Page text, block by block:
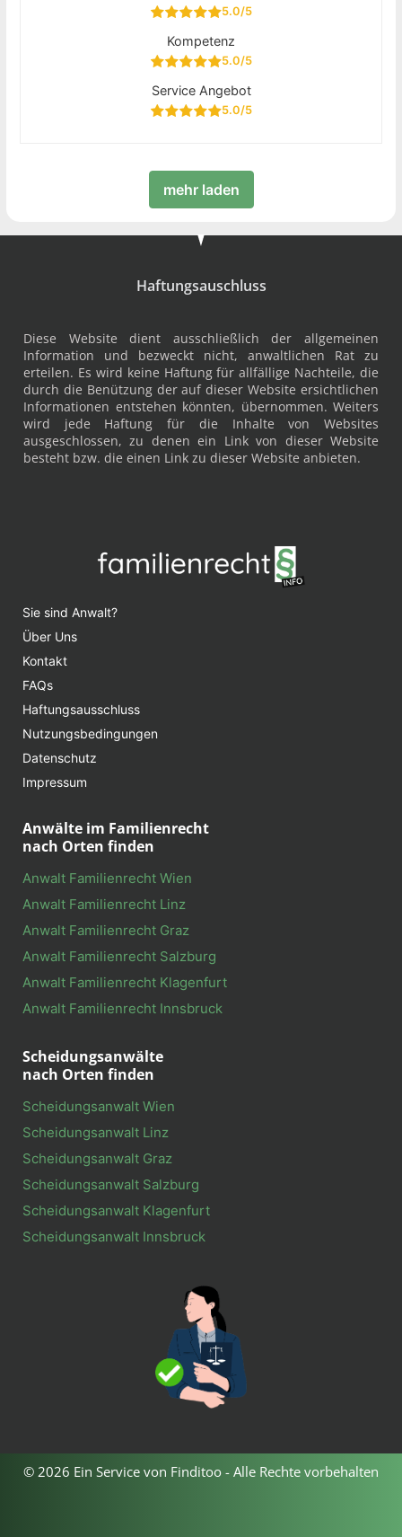
5.0/5
Kompetenz
5.0/5
Service Angebot
5.0/5
mehr laden
Haftungsauschluss
Diese Website dient ausschließlich der allgemeinen
Information und bezweckt nicht, anwaltlichen Rat zu
erteilen. Es wird keine Haftung für allfällige Nachteile, die
durch die Benützung der auf dieser Website ersichtlichen
Informationen entstehen könnten, übernommen. Weiters
wird jede Haftung für die Inhalte von Websites
ausgeschlossen, zu denen ein Link von dieser Website
besteht bzw. die einen Link zu dieser Website anbieten.
Sie sind Anwalt?
Über Uns
Kontakt
FAQs
Haftungsausschluss
Nutzungsbedingungen
Datenschutz
Impressum
Anwälte im Familienrecht
nach Orten finden
Anwalt Familienrecht Wien
Anwalt Familienrecht Linz
Anwalt Familienrecht Graz
Anwalt Familienrecht Salzburg
Anwalt Familienrecht Klagenfurt
Anwalt Familienrecht Innsbruck
Scheidungsanwälte
nach Orten finden
Scheidungsanwalt Wien
Scheidungsanwalt Linz
Scheidungsanwalt Graz
Scheidungsanwalt Salzburg
Scheidungsanwalt Klagenfurt
Scheidungsanwalt Innsbruck
© 2026 Ein Service von Finditoo - Alle Rechte vorbehalten